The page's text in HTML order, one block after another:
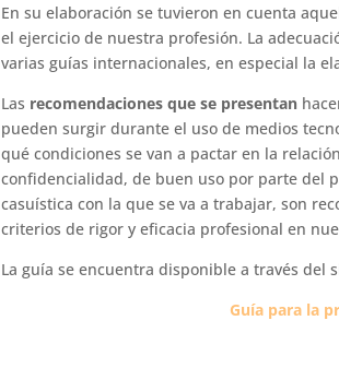
En su elaboración se tuvieron en cuenta
el ejercicio de nuestra profesión. La
varias guías internacionales, en especial la
Las recomendaciones que se presentan
pueden surgir durante el uso de medios
qué condiciones se van a pactar en la
confidencialidad, de buen uso por parte del
casuística con la que se va a trabajar, son
criterios de rigor y eficacia profesional en
La guía se encuentra disponible a través del
Guía para la